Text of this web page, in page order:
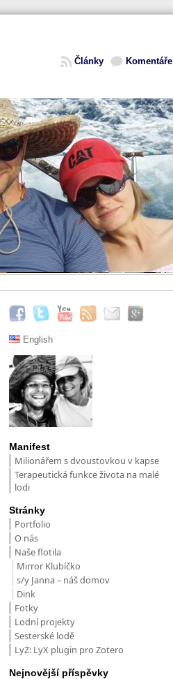
Komentáře
Články
English
Manifest
Milionářem s dvoustovkou v kapse
Terapeutická funkce života na malé
lodi
Stránky
Portfolio
O nás
Naše flotila
Mirror Klubíčko
s/y Janna – náš domov
Dink
Fotky
Lodní projekty
Sesterské lodě
LyZ: LyX plugin pro Zotero
Nejnovější příspěvky